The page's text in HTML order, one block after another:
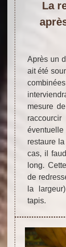
La
Après un
ait été
mesure
restaure
cas, il
long.
de
la
tapis.